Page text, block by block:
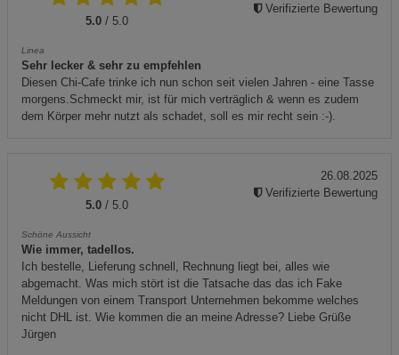
5.0 / 5.0
Linea
Sehr lecker & sehr zu empfehlen
Diesen Chi-Cafe trinke ich nun schon seit vielen Jahren - eine Tasse
morgens.Schmeckt mir, ist für mich verträglich & wenn es zudem
dem Körper mehr nutzt als schadet, soll es mir recht sein :-).
Verifizierte Bewertung
5.0 / 5.0
Schöne Aussicht
Wie immer, tadellos.
Ich bestelle, Lieferung schnell, Rechnung liegt bei, alles wie
abgemacht. Was mich stört ist die Tatsache das das ich Fake
Meldungen von einem Transport Unternehmen bekomme welches
nicht DHL ist. Wie kommen die an meine Adresse? Liebe Grüße
Jürgen
26.08.2025
Verifizierte Bewertung